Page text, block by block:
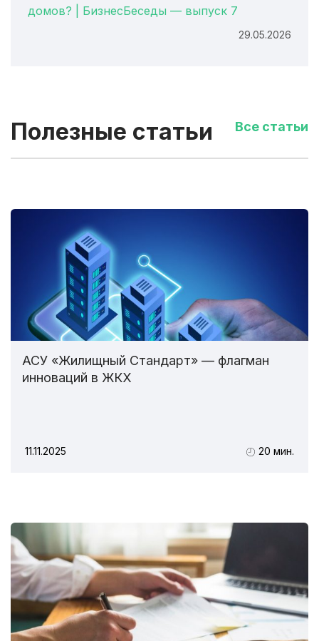
домов? | БизнесБеседы — выпуск 7
29.05.2026
Полезные статьи Все статьи
АСУ «Жилищный Стандарт» — флагман
инноваций в ЖКХ
11.11.2025 20 мин.